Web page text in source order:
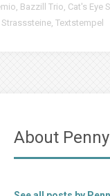
, Bazzill Trio, Cat's Eye
Strasssteine, Textstempel
About